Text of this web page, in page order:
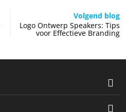
Volgend blog
Logo Ontwerp Speakers: Tips
voor Effectieve Branding